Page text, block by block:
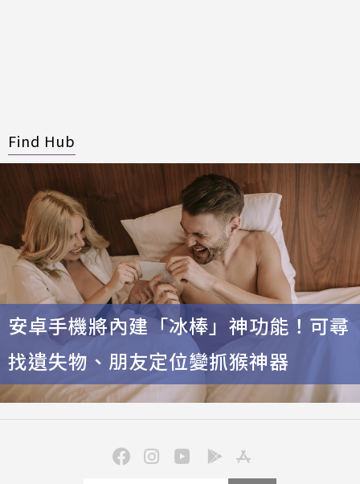
Find Hub
安卓手機將內建「冰棒」神功能！可尋
找遺失物、朋友定位變抓猴神器